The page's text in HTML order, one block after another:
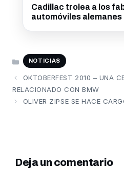
Cadillac trolea a los
automóviles alemanes
CATEGORÍAS
NOTICIAS
OKTOBERFEST 2010 – UNA
RELACIONADO CON BMW
OLIVER ZIPSE SE HACE
Deja un comentario